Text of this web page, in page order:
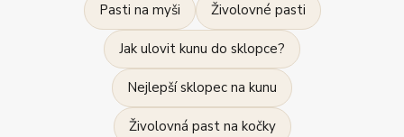
Pasti na myši Živolovné pasti
Jak ulovit kunu do sklopce?
Nejlepší sklopec na kunu
Živolovná past na kočky